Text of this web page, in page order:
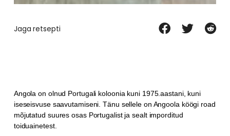
Jaga retsepti
Angola on olnud Portugali koloonia kuni 1975.aastani, kuni
iseseisvuse saavutamiseni. Tänu sellele on Angoola köögi road
mõjutatud suures osas Portugalist ja sealt imporditud
toiduainetest.